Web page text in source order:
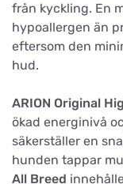
från kyckling. En
hypoallergen än
eftersom den
hud.
ARION Original
ökad energinivå
säkerställer en
hunden tappar
All Breed